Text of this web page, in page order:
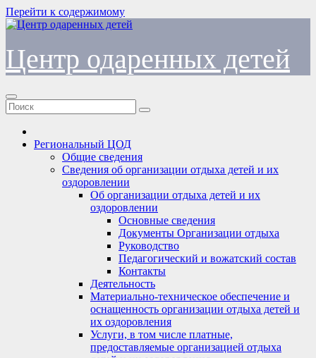
Перейти к содержимому
Центр одаренных детей
Региональный ЦОД
Общие сведения
Сведения об организации отдыха детей и их
оздоровлении
Об организации отдыха детей и их
оздоровлении
Основные сведения
Документы Организации отдыха
Руководство
Педагогический и вожатский состав
Контакты
Деятельность
Материально-техническое обеспечение и
оснащенность организации отдыха детей и
их оздоровления
Услуги, в том числе платные,
предоставляемые организацией отдыха